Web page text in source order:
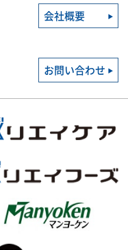
会社概要
お問い合わせ